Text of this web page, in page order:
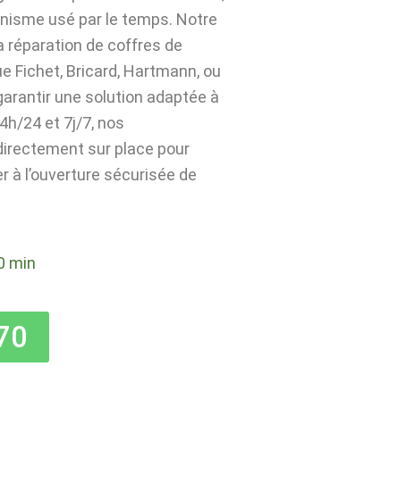
usé par le temps. Notre
réparation de coffres de
Fichet, Bricard, Hartmann, ou
une solution adaptée à
24 et 7j/7, nos
sur place pour
à l’ouverture sécurisée de
min